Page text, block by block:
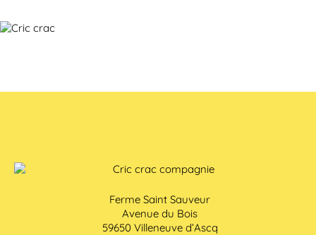
Ferme Saint Sauveur
Avenue du Bois
59650 Villeneuve d’Ascq